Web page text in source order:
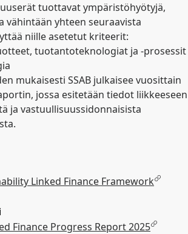
tuottavat ympäristöhyötyjä,
vähintään yhteen seuraavista
niille asetetut kriteerit:
tuotantoteknologiat ja -prosessit
mukaisesti SSAB julkaisee vuosittain
jossa esitetään tiedot liikkeeseen
ja vastuullisuussidonnaisista
Linked Finance Framework
Finance Progress Report 2025